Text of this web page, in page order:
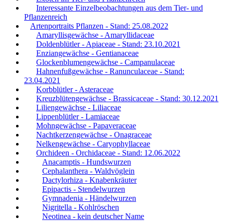
Interessante Einzelbeobachtungen aus dem Tier- und
Pflanzenreich
Artenportraits Pflanzen - Stand: 25.08.2022
Amaryllisgewächse - Amaryllidaceae
Doldenblütler - Apiaceae - Stand: 23.10.2021
Enziangewächse - Gentianaceae
Glockenblumengewächse - Campanulaceae
Hahnenfußgewächse - Ranunculaceae - Stand:
23.04.2021
Korbblütler - Asteraceae
Kreuzblütengewächse - Brassicaceae - Stand: 30.12.2021
Liliengewächse - Liliaceae
Lippenblütler - Lamiaceae
Mohngewächse - Papaveraceae
Nachtkerzengewächse - Onagraceae
Nelkengewächse - Caryophyllaceae
Orchideen - Orchidaceae - Stand: 12.06.2022
Anacamptis - Hundswurzen
Cephalanthera - Waldvöglein
Dactylorhiza - Knabenkräuter
Epipactis - Stendelwurzen
Gymnadenia - Händelwurzen
Nigritella - Kohlröschen
Neotinea - kein deutscher Name